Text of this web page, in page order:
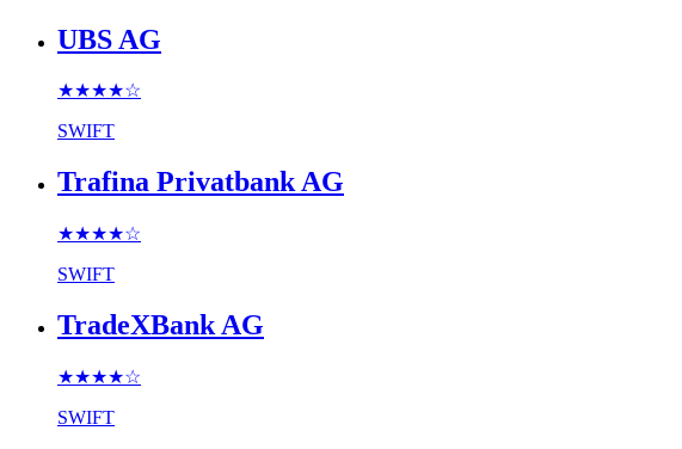
UBS AG
★★★★☆
SWIFT
Trafina Privatbank AG
★★★★☆
SWIFT
TradeXBank AG
★★★★☆
SWIFT